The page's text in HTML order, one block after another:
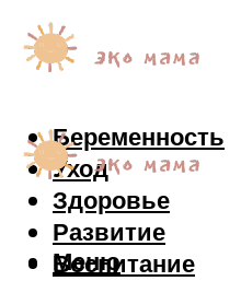
Беременность
Уход
Здоровье
Развитие
Воспитание
Меню